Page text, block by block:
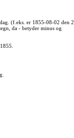
(f.eks. er 1855-08-02 den 2.
da - betyder minus og